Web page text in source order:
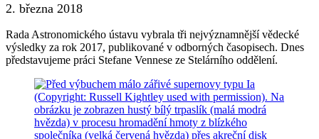
2. března 2018
Rada Astronomického ústavu vybrala tři nejvýznamnější vědecké
výsledky za rok 2017, publikované v odborných časopisech. Dnes
představujeme práci Stefane Vennese ze Stelárního oddělení.